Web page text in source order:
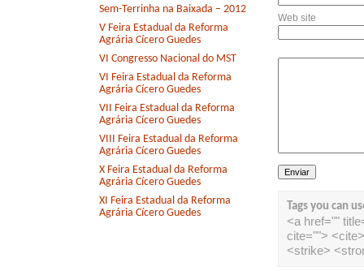
Sem-Terrinha na Baixada – 2012
V Feira Estadual da Reforma
Agrária Cícero Guedes
VI Congresso Nacional do MST
VI Feira Estadual da Reforma
Agrária Cícero Guedes
VII Feira Estadual da Reforma
Agrária Cícero Guedes
VIII Feira Estadual da Reforma
Agrária Cícero Guedes
X Feira Estadual da Reforma
Agrária Cícero Guedes
XI Feira Estadual da Reforma
Agrária Cícero Guedes
Web site
Tags you can
<a href=""
cite="">
<strike>